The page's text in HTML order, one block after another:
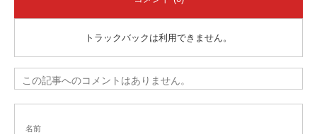
トラックバックは利用できません。
この記事へのコメントはありません。
名前